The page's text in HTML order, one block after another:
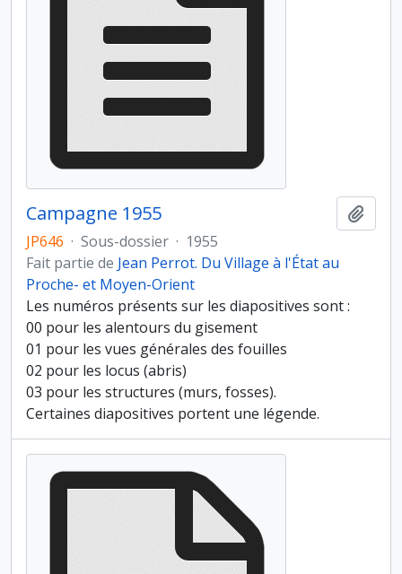
Campagne 1955
JP646 · Sous-dossier · 1955
Fait partie de Jean Perrot. Du Village à l'État au
Proche- et Moyen-Orient
Les numéros présents sur les diapositives sont :
00 pour les alentours du gisement
01 pour les vues générales des fouilles
02 pour les locus (abris)
03 pour les structures (murs, fosses).
Certaines diapositives portent une légende.